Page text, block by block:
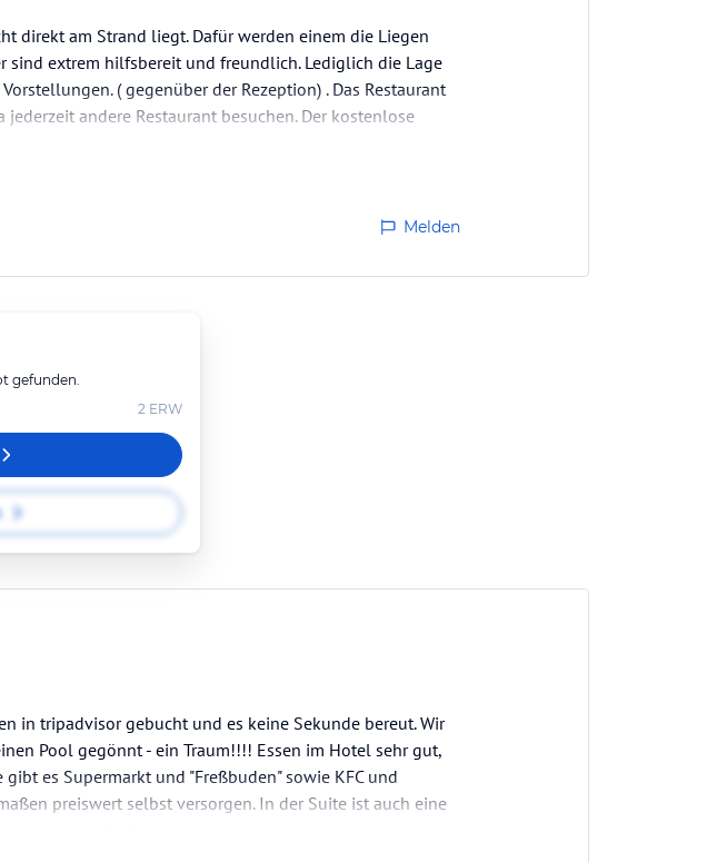
direkt am Strand liegt. Dafür werden einem die Liegen
sind extrem hilfsbereit und freundlich. Lediglich die Lage
( gegenüber der Rezeption) . Das Restaurant
andere Restaurant besuchen. Der kostenlose
Melden
gefunden.
2 ERW
in tripadvisor gebucht und es keine Sekunde bereut. Wir
Pool gegönnt - ein Traum!!!! Essen im Hotel sehr gut,
es Supermarkt und "Freßbuden" sowie KFC und
preiswert selbst versorgen. In der Suite ist auch eine